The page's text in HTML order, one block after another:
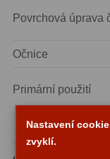
Závaží3
Ostatní
Zrcátka a hranoly
Diagonální hranoly
Povrchová úprava
Očnice
Primární použití
Pro koho je
Nastavení
zvyklí.